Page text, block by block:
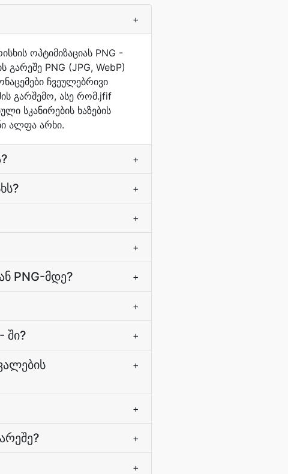
+
ოპტიმიზაციას PNG -
გარეშე PNG (JPG, WebP)
ჩვეულებრივი
გარშემო, ასე რომ.jfif
სკანირების ხაზების
ალფა არხი.
+
+
+
+
PNG-მდე? +
+
ში? +
+
+
+
+